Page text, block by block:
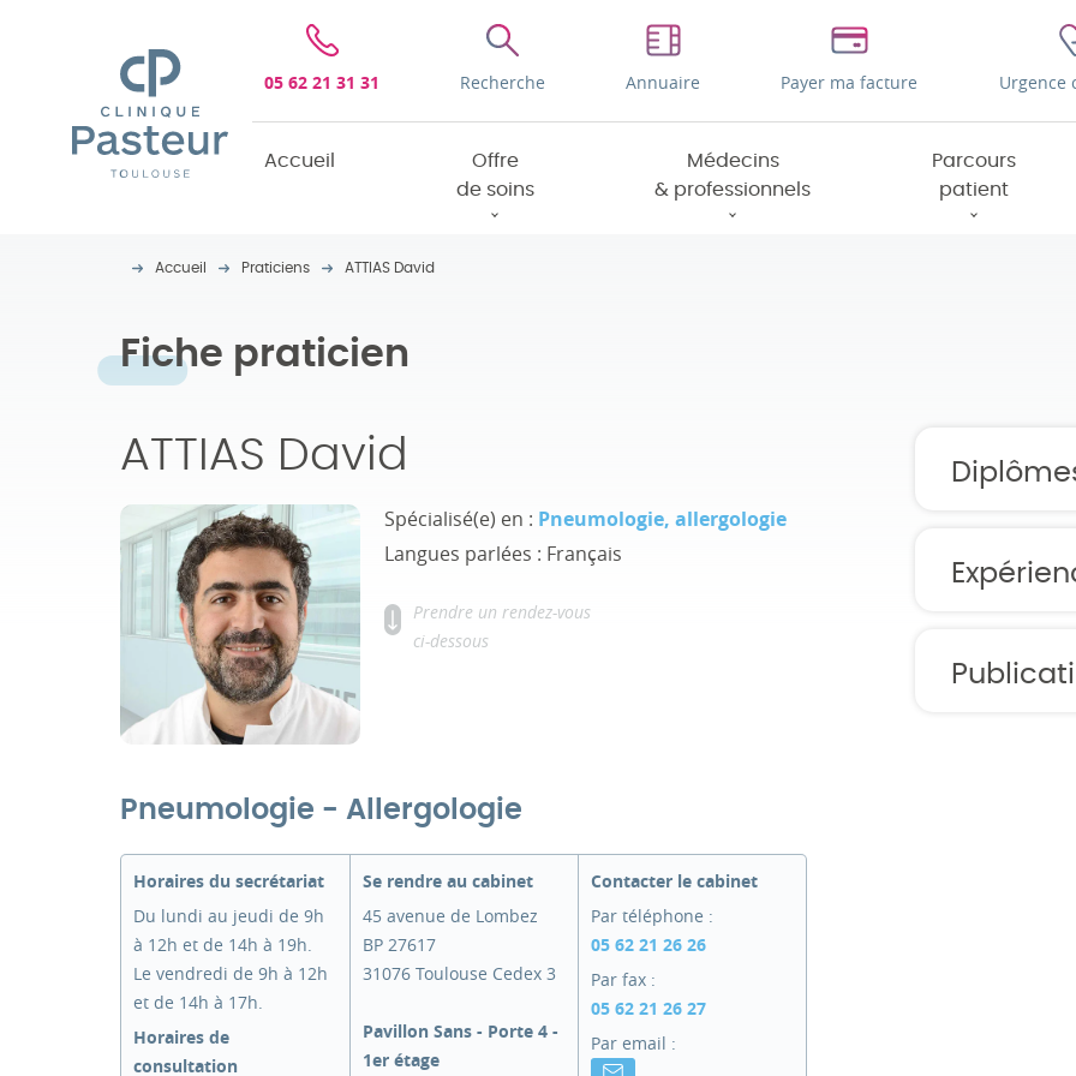
Clinique Pasteur
05 62 21 31 31 Recherche Annuaire Payer ma facture Urgence
Accueil
Offre
de soins
Médecins
& professionnels
Parcours
patient
Accueil Praticiens ATTIAS David
Fiche praticien
ATTIAS David
Spécialisé(e) en : Pneumologie, allergologie
Langues parlées : Français
Prendre un rendez-vous
ci-dessous
Pneumologie - Allergologie
Horaires du secrétariat
Du lundi au jeudi de 9h
à 12h et de 14h à 19h.
Le vendredi de 9h à 12h
et de 14h à 17h.
Horaires de
consultation
Se rendre au cabinet
45 avenue de Lombez
BP 27617
31076 Toulouse Cedex 3
Pavillon Sans - Porte 4 -
1er étage
Contacter le cabinet
Par téléphone :
05 62 21 26 26
Par fax :
05 62 21 26 27
Par email :